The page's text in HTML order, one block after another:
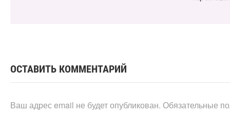
ОСТАВИТЬ КОММЕНТАРИЙ
Ваш адрес email не будет опубликован. Обязательные